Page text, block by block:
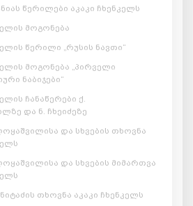
წერილები აკაკი ჩხენკელს
მოგონება
წერილი „რუსის ნავთი“
მოგონება „პირველი
ნაბიჯები“
ჩანაწერები ქ.
და ნ. ჩხეიძეზე
და სხვების თხოვნა
და სხვების მიმართვა
თხოვნა აკაკი ჩხენკელს